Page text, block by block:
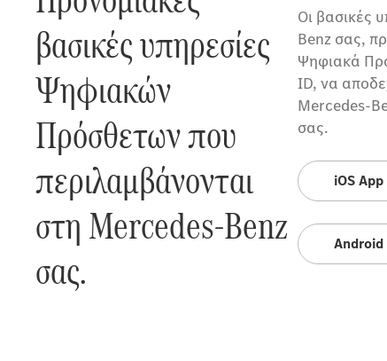
βασικές υπηρεσίες
Ψηφιακών
Πρόσθετων που
περιλαμβάνονται
στη Mercedes-Benz
σας.
Οι βασικές
Benz σας,
Ψηφιακά
ID, να
Mercedes-
σας.
iOS
Android